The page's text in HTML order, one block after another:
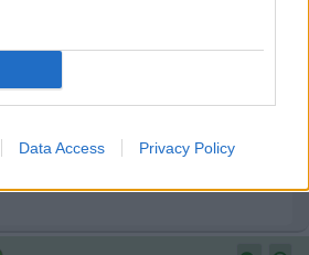
Data Access Privacy Policy